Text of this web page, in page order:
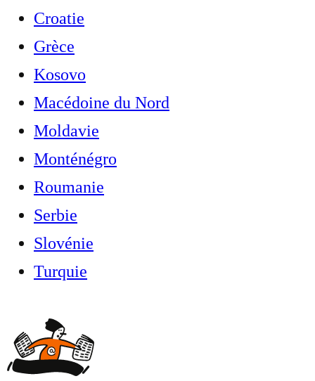
Croatie
Grèce
Kosovo
Macédoine du Nord
Moldavie
Monténégro
Roumanie
Serbie
Slovénie
Turquie